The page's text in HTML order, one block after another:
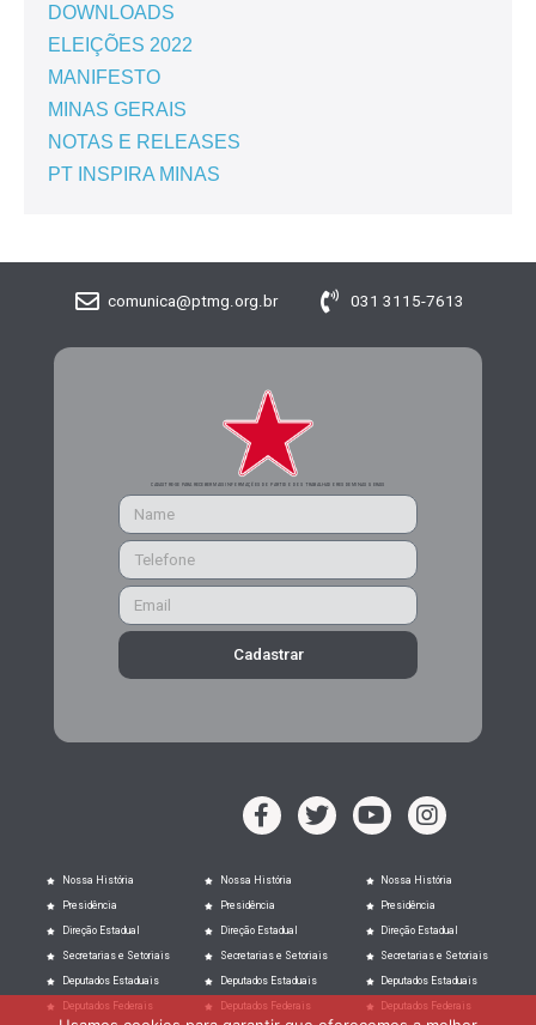
DOWNLOADS
ELEIÇÕES 2022
MANIFESTO
MINAS GERAIS
NOTAS E RELEASES
PT INSPIRA MINAS
comunica@ptmg.org.br 031 3115-7613
CADASTRE-SE PARA RECEBER MAIS INFORMAÇÕES DO PARTIDO DOS TRABALHADORES DE MINAS GERAIS
Cadastrar
Nossa História
Presidência
Direção Estadual
Secretarias e Setoriais
Deputados Estaduais
Deputados Federais
Nossa História
Presidência
Direção Estadual
Secretarias e Setoriais
Deputados Estaduais
Deputados Federais
Nossa História
Presidência
Direção Estadual
Secretarias e Setoriais
Deputados Estaduais
Deputados Federais